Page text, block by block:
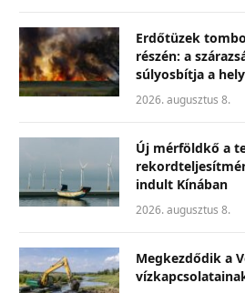
Erdőtüzek
részén: a
súlyosbítja a
2026. augusztus 8.
Új mérföldkő a
indult Kínában
2026. augusztus 8.
Megkezdődik a